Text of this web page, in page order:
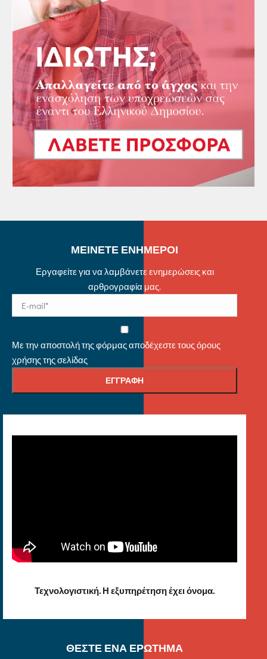
ΜΕΙΝΕΤΕ ΕΝΗΜΕΡΟΙ
Εργαφείτε για να λαμβάνετε ενημερώσεις και
αρθρογραφία μας.
Με την αποστολή της φόρμας αποδέχεστε τους όρους
χρήσης της σελίδας
Τεχνολογιστική. Η εξυπηρέτηση έχει όνομα.
ΘΕΣΤΕ ΕΝΑ ΕΡΩΤΗΜΑ